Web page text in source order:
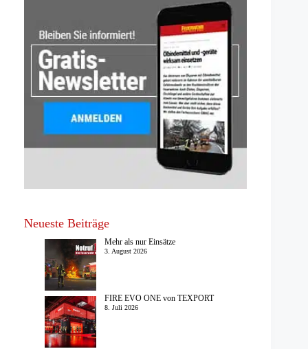
Neueste Beiträge
Mehr als nur Einsätze
3. August 2026
FIRE EVO ONE von TEXPORT
8. Juli 2026